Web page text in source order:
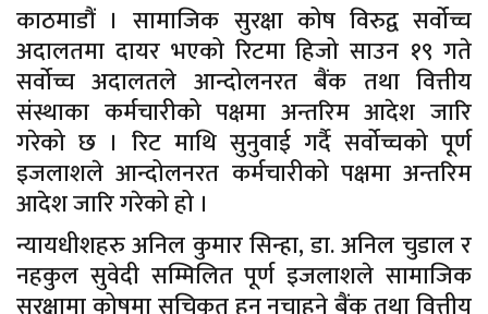
काठमाडौं । सामाजिक सुरक्षा कोष विरुद्व सर्वोच्च
अदालतमा दायर भएको रिटमा हिजो साउन १९ गते
सर्वोच्च अदालतले आन्दोलनरत बैंक तथा वित्तीय
संस्थाका कर्मचारीको पक्षमा अन्तरिम आदेश जारि
गरेको छ । रिट माथि सुनुवाई गर्दै सर्वोच्चको पूर्ण
इजलाशले आन्दोलनरत कर्मचारीको पक्षमा अन्तरिम
आदेश जारि गरेको हो ।
न्यायधीशहरु अनिल कुमार सिन्हा, डा. अनिल चुडाल र
नहकुल सुवेदी सम्मिलित पूर्ण इजलाशले सामाजिक